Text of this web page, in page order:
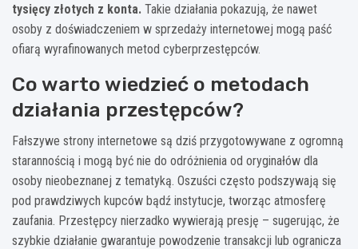
tysięcy złotych z konta. Takie działania pokazują, że nawet
osoby z doświadczeniem w sprzedaży internetowej mogą paść
ofiarą wyrafinowanych metod cyberprzestępców.
Co warto wiedzieć o metodach
działania przestępców?
Fałszywe strony internetowe są dziś przygotowywane z ogromną
starannością i mogą być nie do odróżnienia od oryginałów dla
osoby nieobeznanej z tematyką. Oszuści często podszywają się
pod prawdziwych kupców bądź instytucje, tworząc atmosferę
zaufania. Przestępcy nierzadko wywierają presję – sugerując, że
szybkie działanie gwarantuje powodzenie transakcji lub ogranicza